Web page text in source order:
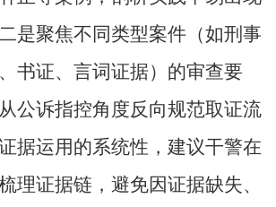
是聚焦不同类型案件（如刑事
书证、言词证据）的审查要
公诉指控角度反向规范取证流
据运用的系统性，建议干警在
理证据链，避免因证据缺失、